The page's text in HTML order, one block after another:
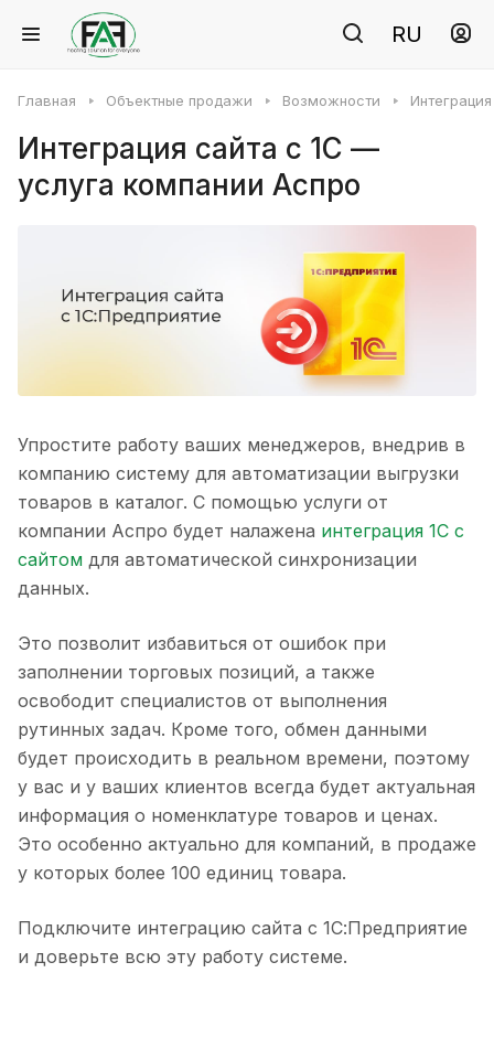
RU
Главная Объектные продажи Возможности
Интеграция сайта с 1С —
услуга компании Аспро
Упростите работу ваших менеджеров, внедрив в
компанию систему для автоматизации выгрузки
товаров в каталог. С помощью услуги от
компании Аспро будет налажена интеграция 1С с
сайтом для автоматической синхронизации
данных.
Это позволит избавиться от ошибок при
заполнении торговых позиций, а также
освободит специалистов от выполнения
рутинных задач. Кроме того, обмен данными
будет происходить в реальном времени, поэтому
у вас и у ваших клиентов всегда будет актуальная
информация о номенклатуре товаров и ценах.
Это особенно актуально для компаний, в продаже
у которых более 100 единиц товара.
Подключите интеграцию сайта с 1С:Предприятие
и доверьте всю эту работу системе.